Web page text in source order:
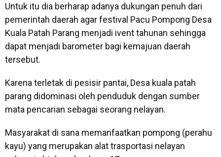
Untuk itu dia berharap adanya dukungan penuh dari
pemerintah daerah agar festival Pacu Pompong Desa
Kuala Patah Parang menjadi ivent tahunan sehingga
dapat menjadi barometer bagi kemajuan daerah
tersebut.
Karena terletak di pesisir pantai, Desa kuala patah
parang didominasi oleh penduduk dengan sumber
mata pencarian sebagai seorang nelayan.
Masyarakat di sana memanfaatkan pompong (perahu
kayu) yang merupakan alat trasportasi nelayan